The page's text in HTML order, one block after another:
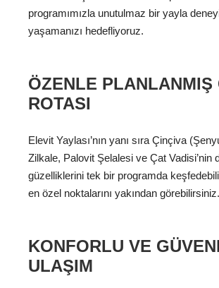
programımızla unutulmaz bir yayla
yaşamanızı hedefliyoruz.
ÖZENLE PLANLANMIŞ
ROTASI
Elevit Yaylası’nın yanı sıra Çinçiva
Zilkale, Palovit Şelalesi ve Çat Vadisi’nin
güzelliklerini tek bir programda
en özel noktalarını yakından görebilirsiniz.
KONFORLU VE
ULAŞIM